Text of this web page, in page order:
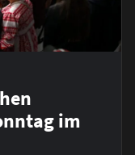
im